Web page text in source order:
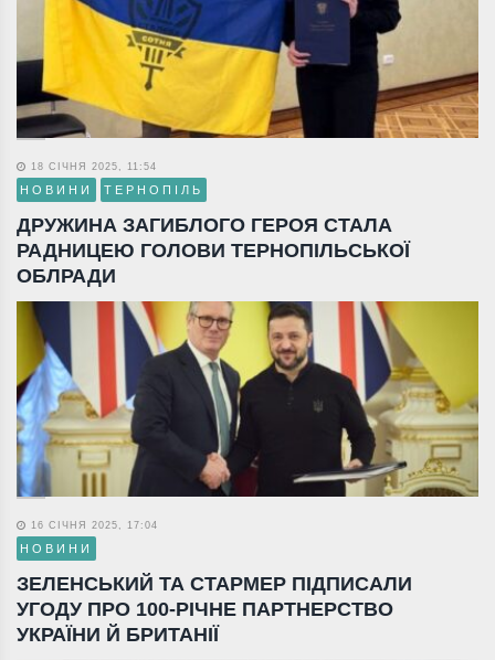
18 СІЧНЯ 2025, 11:54
НОВИНИ ТЕРНОПІЛЬ
ДРУЖИНА ЗАГИБЛОГО ГЕРОЯ СТАЛА
РАДНИЦЕЮ ГОЛОВИ ТЕРНОПІЛЬСЬКОЇ
ОБЛРАДИ
16 СІЧНЯ 2025, 17:04
НОВИНИ
ЗЕЛЕНСЬКИЙ ТА СТАРМЕР ПІДПИСАЛИ
УГОДУ ПРО 100-РІЧНЕ ПАРТНЕРСТВО
УКРАЇНИ Й БРИТАНІЇ